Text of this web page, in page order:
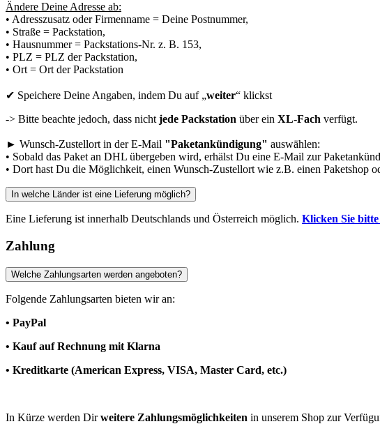
Ändere Deine Adresse ab:
• Adresszusatz oder Firmenname = Deine Postnummer,
• Straße = Packstation,
• Hausnummer = Packstations-Nr. z. B. 153,
• PLZ = PLZ der Packstation,
• Ort = Ort der Packstation
✔ Speichere Deine Angaben, indem Du auf „weiter“ klickst
-> Bitte beachte jedoch, dass nicht jede Packstation über ein XL-Fach verfügt.
► Wunsch-Zustellort in der E-Mail "Paketankündigung" auswählen:
• Sobald das Paket an DHL übergeben wird, erhälst Du eine E-Mail zur
• Dort hast Du die Möglichkeit, einen Wunsch-Zustellort wie z.B. einen Paketshop
In welche Länder ist eine Lieferung möglich?
Eine Lieferung ist innerhalb Deutschlands und Österreich möglich. Klicken Sie
Zahlung
Welche Zahlungsarten werden angeboten?
Folgende Zahlungsarten bieten wir an:
• PayPal
• Kauf auf Rechnung mit Klarna
• Kreditkarte (American Express, VISA, Master Card, etc.)
In Kürze werden Dirweitere Zahlungsmöglichkeiten in unserem Shop zur